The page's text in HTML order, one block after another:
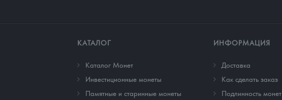
КАТАЛОГ
Каталог Монет
Инвестиционные монеты
Памятные и старинные монеты
ИНФОРМАЦИЯ
Доставка
Как сделать заказ
Подлинность монет